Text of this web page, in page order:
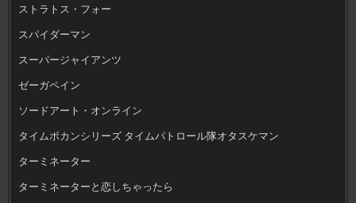
ストラトス・フォー
スパイダーマン
スーパージャイアンツ
ゼーガペイン
ソードアート・オンライン
タイムボカンシリーズ タイムパトロール隊オタスケマン
ターミネーター
ターミネーターと恋しちゃったら